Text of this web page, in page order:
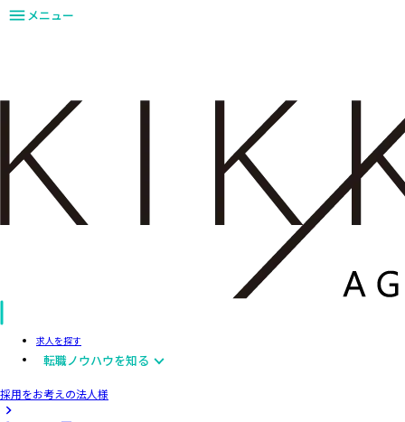
メニュー
求人を探す
転職ノウハウを知る
採用をお考えの法人様